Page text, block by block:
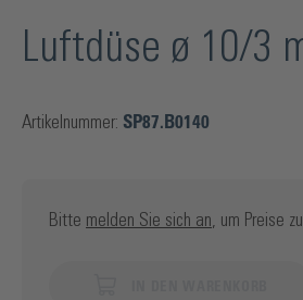
Luftdüse ø 10/3
Artikelnummer: SP87.B0140
Bitte melden Sie sich an , um Preise